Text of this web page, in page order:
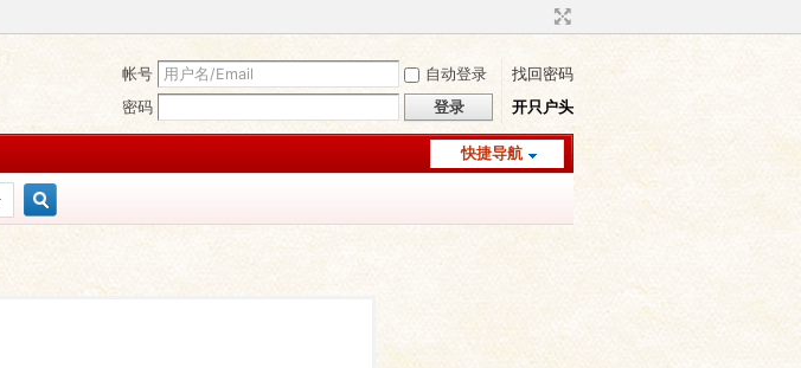
帐号 自动登录
找回密码
密码
登录 开只户头
快捷导航